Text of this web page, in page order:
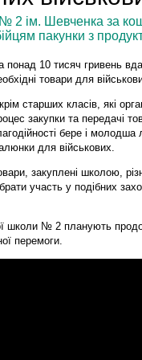
2 ім. Шевченка за
пакунки з
понад 10 тисяч гривень
товари для
старших класів, які
закупки та передачі
бере і молодша
для військових.
закуплені школою,
участь у подібних
школи № 2 планують
перемоги.